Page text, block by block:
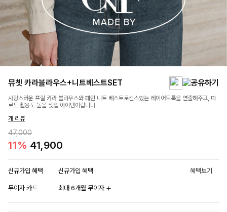
뮤쳇 카라블라우스+니트베스트SET
사랑스러운 프릴 카라 블라우스와 패턴 니트 베스트로센스있는 레이어드룩을 연출해주고, 따
로도 활용도 높을 셋업 아이템이랍니다
개 리뷰
47,000
11% 41,900
신규가입 혜택 신규가입 혜택 혜택보기
무이자 카드 최대 6개월 무이자